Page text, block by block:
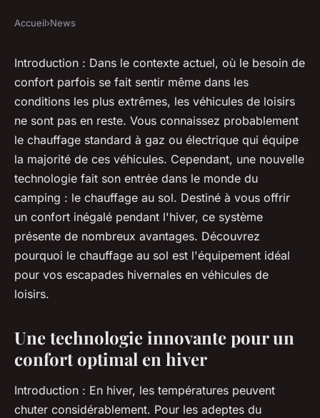
Quels sont les avantages des
systèmes de chauffage au sol
pour les véhicules de loisirs en
conditions hivernales?
6 juin 2024 5 min de lecture
Accueil›News
Introduction : Dans le contexte actuel, où le besoin de
confort parfois se fait sentir même dans les
conditions les plus extrêmes, les véhicules de loisirs
ne sont pas en reste. Vous connaissez probablement
le chauffage standard à gaz ou électrique qui équipe
la majorité de ces véhicules. Cependant, une nouvelle
technologie fait son entrée dans le monde du
camping : le chauffage au sol. Destiné à vous offrir
un confort inégalé pendant l'hiver, ce système
présente de nombreux avantages. Découvrez
pourquoi le chauffage au sol est l'équipement idéal
pour vos escapades hivernales en véhicules de
loisirs.
Une technologie innovante pour un
confort optimal en hiver
Introduction : En hiver, les températures peuvent
chuter considérablement. Pour les adeptes du